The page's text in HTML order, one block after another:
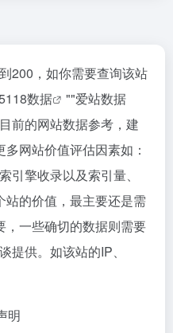
200，如你需要查询该站
数据 ""爱站数据
前的网站数据参考，建
网站价值评估因素如：
引擎收录以及索引量、
的价值，最主要还是需
，一些确切的数据则需要
提供。如该站的IP、
明